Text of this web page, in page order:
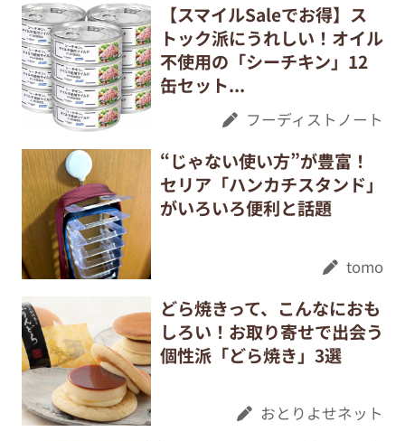
【スマイルSaleでお得】ス
トック派にうれしい！オイル
不使用の「シーチキン」12
缶セット...
フーディストノート
“じゃない使い方”が豊富！
セリア「ハンカチスタンド」
がいろいろ便利と話題
tomo
どら焼きって、こんなにおも
しろい！お取り寄せで出会う
個性派「どら焼き」3選
おとりよせネット